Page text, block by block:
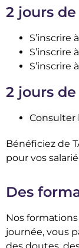
2 jours
S’inscrire
S’inscrire
S’inscrire
2 jours
Consulter
Bénéficiez de
pour vos
Des
Nos
journée, vous